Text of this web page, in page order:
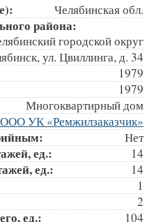
Челябинская обл.
района:
городской округ
ул. Цвиллинга, д. 34
1979
1979
Многоквартирный дом
ООО УК «Ремжилзаказчик»
Нет
ед.: 14
ед.: 14
1
2
ед.: 104